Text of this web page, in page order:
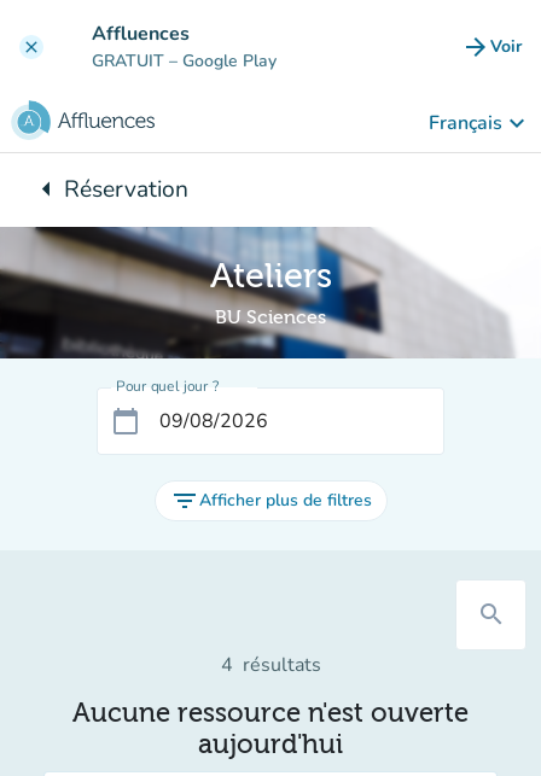
clear Affluences
GRATUIT – Google Play arrow_forward Voir
Français keyboard_arrow_down
arrow_leftRetour à :
Réservation
Ateliers
BU Sciences
Pour quel jour ?
calendar_today
filter_listAfficher plus de filtres
search
4 résultats
Aucune ressource n'est ouverte
aujourd'hui